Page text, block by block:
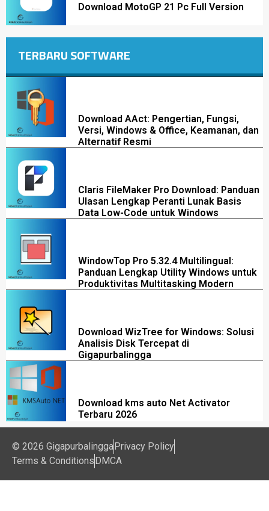
Download MotoGP 21 Pc Full Version
TERBARU SOFTWARE
Download AAct: Pengertian, Fungsi,
Versi, Windows & Office, Keamanan, dan
Alternatif Resmi
Claris FileMaker Pro Download: Panduan
Ulasan Lengkap Peranti Lunak Basis
Data Low-Code untuk Windows
WindowTop Pro 5.32.4 Multilingual:
Panduan Lengkap Utility Windows untuk
Produktivitas Multitasking Modern
Download WizTree for Windows: Solusi
Analisis Disk Tercepat di
Gigapurbalingga
Download kms auto Net Activator
Terbaru 2026
© 2026 GigapurbalinggaPrivacy Policy
Terms & ConditionsDMCA